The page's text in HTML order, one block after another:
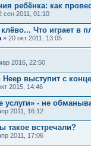
ребёнка: как
сен 2011, 01:10
Что играет в
» 20 окт 2011, 13:05
2016, 22:50
Heep выступит с
2015, 14:46
услуги» - не
2011, 16:12
такое встречали?
2011, 17:06